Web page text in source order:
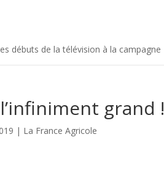
débuts de la télévision à la campagne
grand !
| La France Agricole